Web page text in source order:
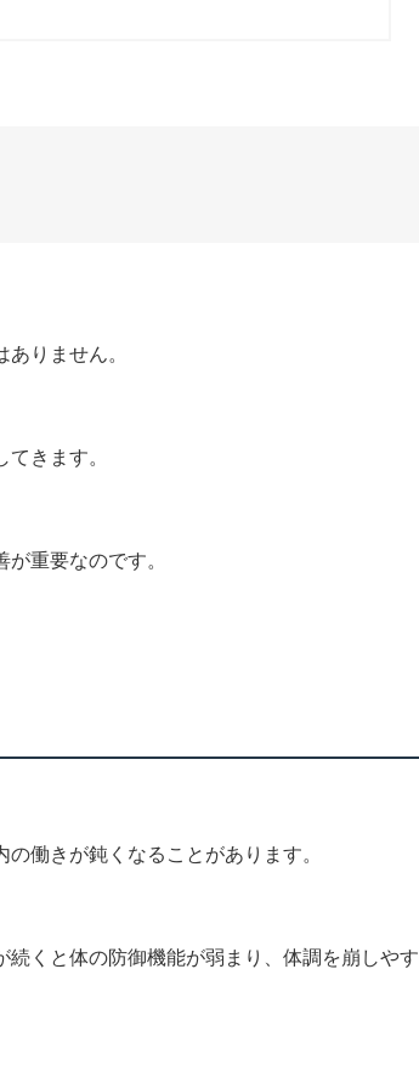
りません。
きます。
重要なのです。
働きが鈍くなることがあります。
続くと体の防御機能が弱まり、体調を崩しやす